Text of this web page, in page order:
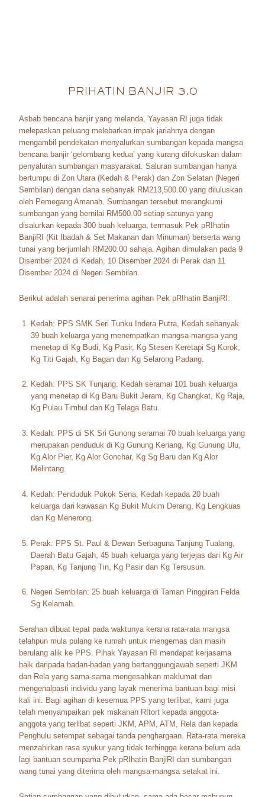
PRIHATIN BANJIR 3.0
Asbab bencana banjir yang melanda, Yayasan RI juga tidak
melepaskan peluang melebarkan impak jariahnya dengan
mengambil pendekatan menyalurkan sumbangan kepada mangsa
bencana banjir ‘gelombang kedua’ yang kurang difokuskan dalam
penyaluran sumbangan masyarakat. Saluran sumbangan hanya
bertumpu di Zon Utara (Kedah & Perak) dan Zon Selatan (Negeri
Sembilan) dengan dana sebanyak RM213,500.00 yang diluluskan
oleh Pemegang Amanah. Sumbangan tersebut merangkumi
sumbangan yang bernilai RM500.00 setiap satunya yang
disalurkan kepada 300 buah keluarga, termasuk Pek pRIhatin
BanjiRI (Kit Ibadah & Set Makanan dan Minuman) berserta wang
tunai yang berjumlah RM200.00 sahaja. Agihan dimulakan pada 9
Disember 2024 di Kedah, 10 Disember 2024 di Perak dan 11
Disember 2024 di Negeri Sembilan.
Berikut adalah senarai penerima agihan Pek pRIhatin BanjiRI:
Kedah: PPS SMK Seri Tunku Indera Putra, Kedah sebanyak
39 buah keluarga yang menempatkan mangsa-mangsa yang
menetap di Kg Budi, Kg Pasir, Kg Stesen Keretapi Sg Korok,
Kg Titi Gajah, Kg Bagan dan Kg Selarong Padang.
Kedah: PPS SK Tunjang, Kedah seramai 101 buah keluarga
yang menetap di Kg Baru Bukit Jeram, Kg Changkat, Kg Raja,
Kg Pulau Timbul dan Kg Telaga Batu.
Kedah: PPS di SK Sri Gunong seramai 70 buah keluarga yang
merupakan penduduk di Kg Gunung Keriang, Kg Gunung Ulu,
Kg Alor Pier, Kg Alor Gonchar, Kg Sg Baru dan Kg Alor
Melintang.
Kedah: Penduduk Pokok Sena, Kedah kepada 20 buah
keluarga dari kawasan Kg Bukit Mukim Derang, Kg Lengkuas
dan Kg Menerong.
Perak: PPS St. Paul & Dewan Serbaguna Tanjung Tualang,
Daerah Batu Gajah, 45 buah keluarga yang terjejas dari Kg Air
Papan, Kg Tanjung Tin, Kg Pasir dan Kg Tersusun.
Negeri Sembilan: 25 buah keluarga di Taman Pinggiran Felda
Sg Kelamah.
Serahan dibuat tepat pada waktunya kerana rata-rata mangsa
telahpun mula pulang ke rumah untuk mengemas dan masih
berulang alik ke PPS. Pihak Yayasan RI mendapat kerjasama
baik daripada badan-badan yang bertanggungjawab seperti JKM
dan Rela yang sama-sama mengesahkan maklumat dan
mengenalpasti individu yang layak menerima bantuan bagi misi
kali ini. Bagi agihan di kesemua PPS yang terlibat, kami juga
telah menyampaikan pek makanan RItort kepada anggota-
anggota yang terlibat seperti JKM, APM, ATM, Rela dan kepada
Penghulu setempat sebagai tanda penghargaan. Rata-rata mereka
menzahirkan rasa syukur yang tidak terhingga kerana belum ada
lagi bantuan seumpama Pek pRIhatin BanjiRI dan sumbangan
wang tunai yang diterima oleh mangsa-mangsa setakat ini.